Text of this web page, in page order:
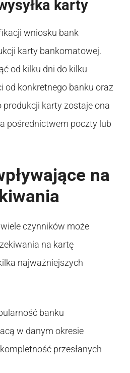
karty
wniosku bank
karty bankomatowej.
od kilku dni do kilku
od konkretnego banku oraz
produkcji karty zostaje ona
pośrednictwem poczty lub
na
czynników może
na kartę
najważniejszych
banku
w danym okresie
przesłanych